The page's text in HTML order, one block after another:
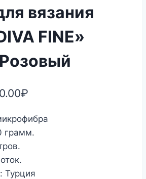
вязания
FINE»
₽
грамм.
Турция